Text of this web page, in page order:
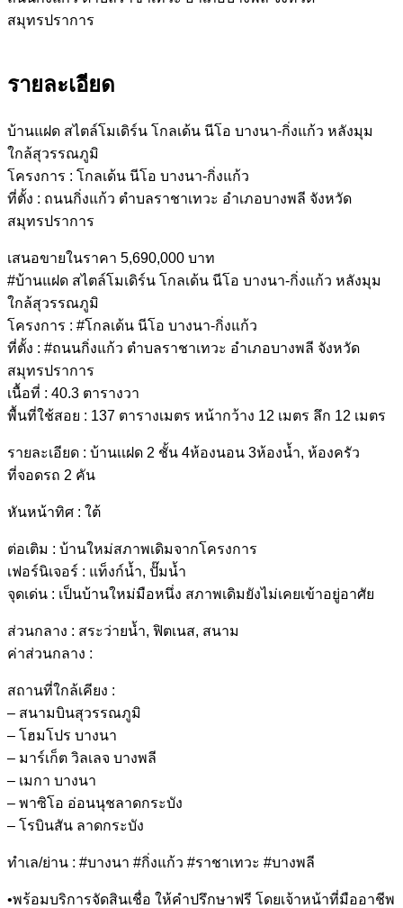
รายละเอียด
บ้านแฝด สไตล์โมเดิร์น โกลเด้น นีโอ บางนา-กิ่งแก้ว หลังมุม
ใกล้สุวรรณภูมิ
โครงการ : โกลเด้น นีโอ บางนา-กิ่งแก้ว
ที่ตั้ง : ถนนกิ่งแก้ว ตำบลราชาเทวะ อำเภอบางพลี จังหวัด
สมุทรปราการ
เสนอขายในราคา 5,690,000 บาท
#บ้านแฝด สไตล์โมเดิร์น โกลเด้น นีโอ บางนา-กิ่งแก้ว หลังมุม
ใกล้สุวรรณภูมิ
โครงการ : #โกลเด้น นีโอ บางนา-กิ่งแก้ว
ที่ตั้ง : #ถนนกิ่งแก้ว ตำบลราชาเทวะ อำเภอบางพลี จังหวัด
สมุทรปราการ
เนื้อที่ : 40.3 ตารางวา
พื้นที่ใช้สอย : 137 ตารางเมตร หน้ากว้าง 12 เมตร ลึก 12 เมตร
รายละเอียด : บ้านเเฝด 2 ชั้น 4ห้องนอน 3ห้องน้ำ, ห้องครัว
ที่จอดรถ 2 คัน
หันหน้าทิศ : ใต้
ต่อเติม : บ้านใหม่สภาพเดิมจากโครงการ
เฟอร์นิเจอร์ : แท็งก์น้ำ, ปั๊มน้ำ
จุดเด่น : เป็นบ้านใหม่มือหนึ่ง สภาพเดิมยังไม่เคยเข้าอยู่อาศัย
ส่วนกลาง : สระว่ายน้ำ, ฟิตเนส, สนาม
ค่าส่วนกลาง :
สถานที่ใกล้เคียง :
– สนามบินสุวรรณภูมิ
– โฮมโปร บางนา
– มาร์เก็ต วิลเลจ บางพลี
– เมกา บางนา
– พาซิโอ อ่อนนุชลาดกระบัง
– โรบินสัน ลาดกระบัง
ทำเล/ย่าน : #บางนา #กิ่งแก้ว #ราชาเทวะ #บางพลี
•พร้อมบริการจัดสินเชื่อ ให้คำปรึกษาฟรี โดยเจ้าหน้าที่มืออาชีพ